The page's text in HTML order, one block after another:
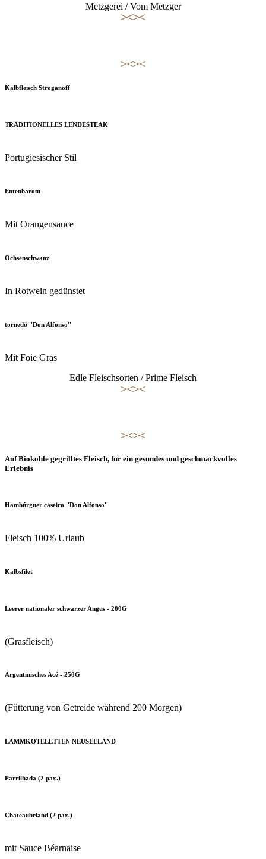
Metzgerei / Vom Metzger
Kalbfleisch Stroganoff
TRADITIONELLES LENDESTEAK
Portugiesischer Stil
Entenbarom
Mit Orangensauce
Ochsenschwanz
In Rotwein gedünstet
tornedó ''Don Alfonso''
Mit Foie Gras
Edle Fleischsorten / Prime Fleisch
Auf Biokohle gegrilltes Fleisch, für ein gesundes und geschmackvolles
Erlebnis
Hambúrguer caseiro ''Don Alfonso''
Fleisch 100% Urlaub
Kalbsfilet
Leerer nationaler schwarzer Angus - 280G
(Grasfleisch)
Argentinisches Acé - 250G
(Fütterung von Getreide während 200 Morgen)
LAMMKOTELETTEN NEUSEELAND
Parrilhada (2 pax.)
Chateaubriand (2 pax.)
mit Sauce Béarnaise